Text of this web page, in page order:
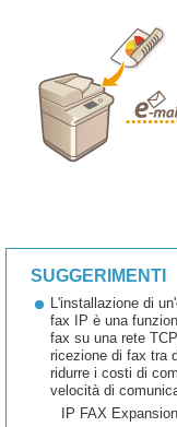
SUGGERIMENTI
L'installazione di
fax IP è una
fax su una rete
ricezione di fax tra
ridurre i costi di
velocità di
IP FAX